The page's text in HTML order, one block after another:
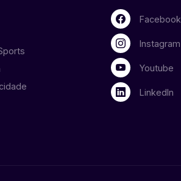
Facebook
Instagram
Youtube
LinkedIn